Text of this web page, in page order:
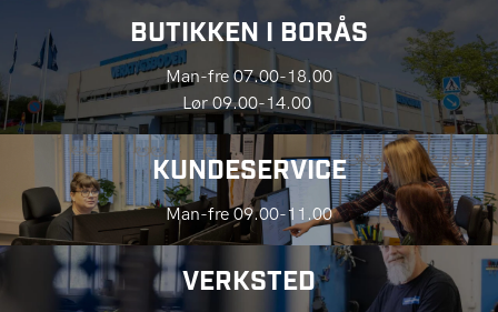
BUTIKKEN I BORÅS
Man-fre 07.00-18.00
Lør 09.00-14.00
KUNDESERVICE
Man-fre 09.00-11.00
VERKSTED